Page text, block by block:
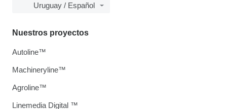
Uruguay / Español
Nuestros proyectos
Autoline™
Machineryline™
Agroline™
Linemedia Digital ™